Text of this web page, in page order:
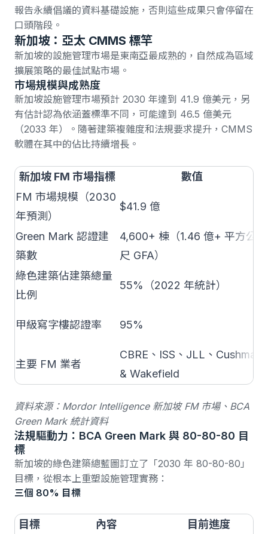
報告永續倡議的資料基礎設施，否則這些成果只會停留在
口頭階段。
新加坡：亞太 CMMS 標竿
新加坡的設施管理市場是東南亞最成熟的，自然成為區域
擴展策略的最佳試點市場。
市場規模與成熟度
新加坡設施管理市場預計 2030 年達到 41.9 億美元 ， 另
有估計認為依涵蓋標準不同，可能達到 46.5 億美元
（2033 年）
。隨著建築複雜度和法規要求提升，CMMS
軟體在其中的佔比持續增長。
新加坡 FM 市場指標
數值
FM 市場規模（2030
年預測）
$41.9 億
Green Mark 認證建
築數
4,600+ 棟（1.46 億+ 平方公
尺 GFA）
綠色建築佔建築總量
比例
55%（2022 年統計）
甲級寫字樓認證率 95%
主要 FM 業者
CBRE、ISS、JLL、Cushman
& Wakefield
資料來源： Mordor Intelligence 新加坡 FM 市場、 BCA
Green Mark 統計資料
法規驅動力：BCA Green Mark 與 80-80-80 目
標
新加坡的綠色建築總藍圖訂立了「2030 年 80-80-80」
目標 ，從根本上重塑設施管理實務：
三個 80% 目標
目標 內容
目前進度